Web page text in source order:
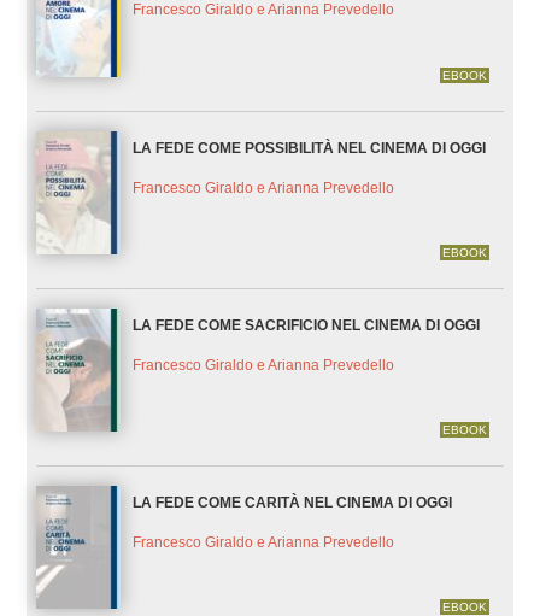
Francesco Giraldo e Arianna Prevedello
EBOOK
LA FEDE COME POSSIBILITÀ NEL CINEMA DI OGGI
Francesco Giraldo e Arianna Prevedello
EBOOK
LA FEDE COME SACRIFICIO NEL CINEMA DI OGGI
Francesco Giraldo e Arianna Prevedello
EBOOK
LA FEDE COME CARITÀ NEL CINEMA DI OGGI
Francesco Giraldo e Arianna Prevedello
EBOOK